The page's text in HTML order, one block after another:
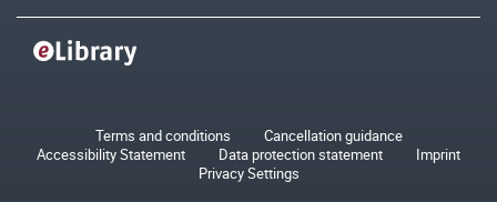
Terms and conditions
Cancellation guidance
Accessibility Statement
Data protection statement
Imprint
Privacy Settings